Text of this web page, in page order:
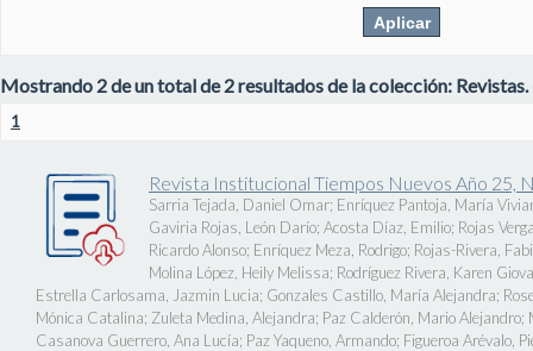
Mostrando 2 de un total de 2 resultados de la colección: Revistas.
1
Revista Institucional Tiempos Nuevos Año 25,
Sarria Tejada, Daniel Omar; Enríquez Pantoja, María
Gaviria Rojas, León Darío; Acosta Díaz, Emilio; Rojas
Ricardo Alonso; Enríquez Meza, Rodrigo; Rojas-Rivera,
Molina López, Heily Melissa; Rodríguez Rivera, Karen
Estrella Carlosama, Jazmin Lucia; Gonzales Castillo, María Alejandra;
Mónica Catalina; Zuleta Medina, Alejandra; Paz Calderón, Mario Alejandro;
Casanova Guerrero, Ana Lucía; Paz Yaqueno, Armando; Figueroa Arévalo,